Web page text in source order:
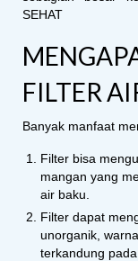
SEHAT
FILTER
Banyak manfaat
Filter bisa
mangan yang
air baku.
Filter dapat
unorganik,
terkandung pada